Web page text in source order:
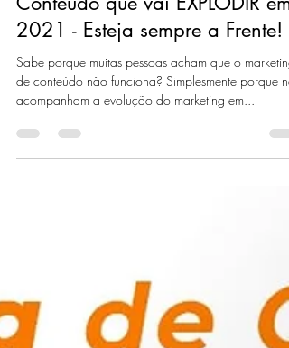
Como Criar um Marketing de
Conteúdo que vai EXPLODIR em
2021 - Esteja sempre a Frente!
Sabe porque muitas pessoas acham que o marketing
de conteúdo não funciona? Simplesmente porque